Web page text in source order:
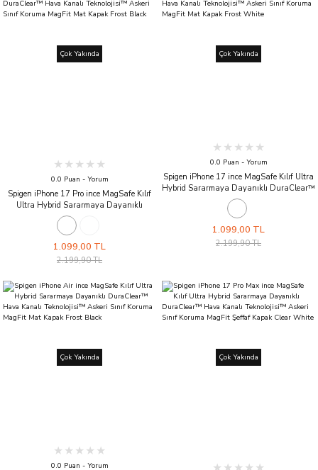
Çok Yakında
0.0 Puan - Yorum
Spigen iPhone 17 Pro ince MagSafe Kılıf
Ultra Hybrid Sararmaya Dayanıklı
DuraClear™ Hava Kanalı Teknolojisi™
Askeri Sınıf Koruma MagFit Mat Kapak
1.099,00 TL
2.199,90 TL
Çok Yakında
0.0 Puan - Yorum
Spigen iPhone 17 ince MagSafe Kılıf Ultra
Hybrid Sararmaya Dayanıklı DuraClear™
Hava Kanalı Teknolojisi™ Askeri Sınıf
Koruma MagFit Mat Kapak Frost White
1.099,00 TL
2.199,90 TL
Çok Yakında
0.0 Puan - Yorum
Çok Yakında